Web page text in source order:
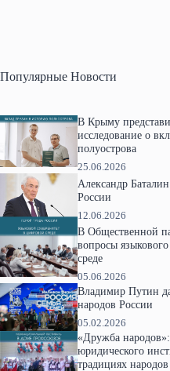
Популярные Новости
В Крыму
исследование о
полуострова
25.06.2026
Александр
России
12.06.2026
В Общественной
вопросы
среде
05.06.2026
Владимир Путин
народов России
05.02.2026
«Дружба
юридического
традициях